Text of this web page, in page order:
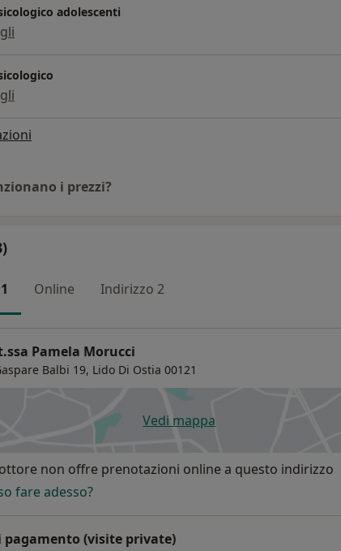
adolescenti
i prezzi?
Online Indirizzo 2
Pamela Morucci
Balbi 19, Lido Di Ostia 00121
Vedi mappasi apre in una nuova scheda
non offre prenotazioni online a questo indirizzo
fare adesso?
pagamento (visite private)